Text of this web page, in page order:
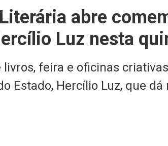
abre
Luz nesta
feira e oficinas
Estado, Hercílio Luz, que dá